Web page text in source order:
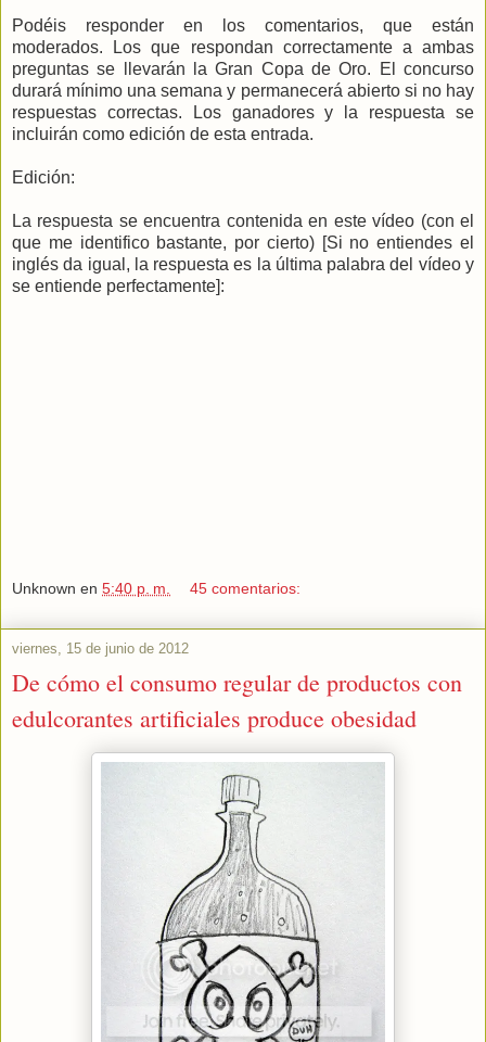
Podéis responder en los comentarios, que están
moderados. Los que respondan correctamente a ambas
preguntas se llevarán la Gran Copa de Oro. El concurso
durará mínimo una semana y permanecerá abierto si no hay
respuestas correctas. Los ganadores y la respuesta se
incluirán como edición de esta entrada.
Edición:
La respuesta se encuentra contenida en este vídeo (con el
que me identifico bastante, por cierto) [Si no entiendes el
inglés da igual, la respuesta es la última palabra del vídeo y
se entiende perfectamente]:
Unknown en 5:40 p. m. 45 comentarios:
viernes, 15 de junio de 2012
De cómo el consumo regular de productos con
edulcorantes artificiales produce obesidad